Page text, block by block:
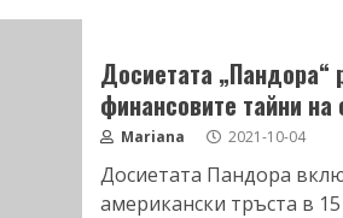
Досиетата „Пандора“
финансовите тайни на
Mariana 2021-10-04
Досиетата Пандора
американски тръста в